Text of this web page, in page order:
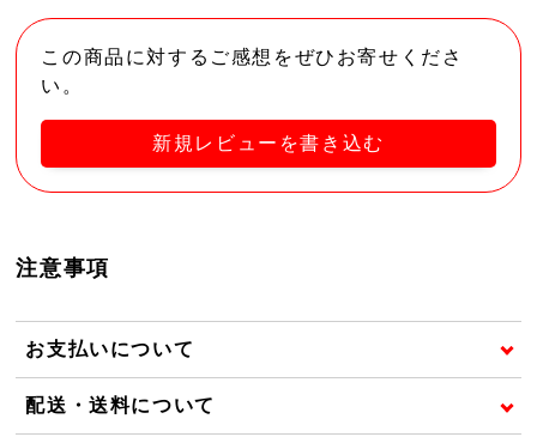
この商品に対するご感想をぜひお寄せくださ
い。
新規レビューを書き込む
注意事項
お支払いについて
配送・送料について